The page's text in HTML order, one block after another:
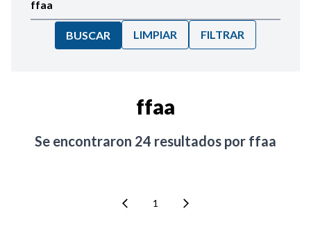
BUSCAR LIMPIAR FILTRAR
ffaa
Se encontraron 24 resultados por ffaa
1